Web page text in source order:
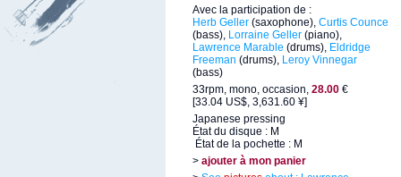
Avec la participation de :
Herb Geller (saxophone), Curtis Counce
(bass), Lorraine Geller (piano),
Lawrence Marable (drums), Eldridge
Freeman (drums), Leroy Vinnegar
(bass)
33rpm, mono, occasion, 28.00 €
[33.04 US$, 3,631.60 ¥]
Japanese pressing
État du disque : M
État de la pochette : M
> ajouter à mon panier